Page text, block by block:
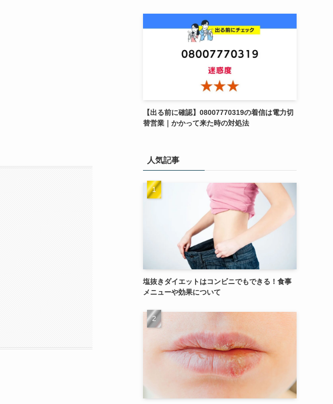
【出る前に確認】08007770319の着信は電力切
替営業｜かかって来た時の対処法
人気記事
塩抜きダイエットはコンビニでもできる！食事
メニューや効果について